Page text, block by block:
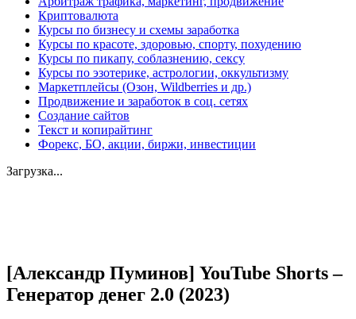
Криптовалюта
Курсы по бизнесу и схемы заработка
Курсы по красоте, здоровью, спорту, похудению
Курсы по пикапу, соблазнению, сексу
Курсы по эзотерике, астрологии, оккультизму
Маркетплейсы (Озон, Wildberries и др.)
Продвижение и заработок в соц. сетях
Создание сайтов
Текст и копирайтинг
Форекс, БО, акции, биржи, инвестиции
Загрузка...
[Александр Пуминов] YouTube Shorts –
Генератор денег 2.0 (2023)